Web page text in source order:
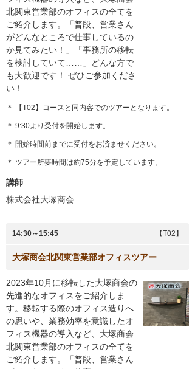
北関東営業部のオフィスの全てを
ご紹介します。「普段、営業さん
がどんなところで仕事しているの
か見てみたい！」「事務所の移転
を検討していて……」どんな方で
も大歓迎です！ ぜひご参加くださ
い！
＊ 【T02】コースと同内容でのツアーとなります。
＊ 9:30より受付を開始します。
＊ 開始時間前までに受付をお済ませください。
＊ ツアー所要時間は約75分を予定しています。
講師
株式会社大塚商会
14:30～15:45 【T02】
大塚商会北関東営業部オフィスツアー
2023年10月に移転した大塚商会の
先進的なオフィスをご紹介しま
す。移転する際のオフィス造りへ
の思いや、業務効率を意識したオ
フィス機器の導入など、大塚商会
北関東営業部のオフィスの全てを
ご紹介します。「普段、営業さん